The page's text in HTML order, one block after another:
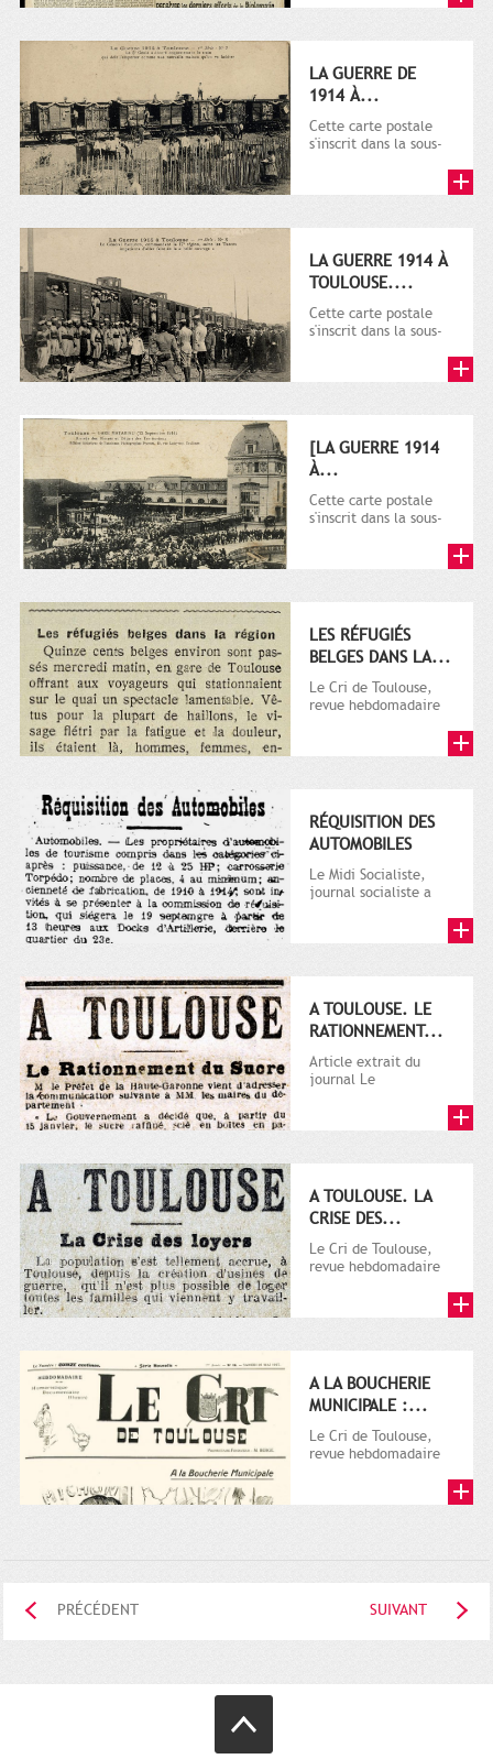
octobre...
LA GUERRE DE
1914 À...
Cette carte postale
s'inscrit dans la sous-
plusieurs milliers de...
LA GUERRE 1914 À
TOULOUSE....
Cette carte postale
s'inscrit dans la sous-
plusieurs milliers de...
[LA GUERRE 1914
À...
Cette carte postale
s'inscrit dans la sous-
plusieurs milliers de...
LES RÉFUGIÉS
BELGES DANS LA...
Le Cri de Toulouse,
revue hebdomadaire
puis...
RÉQUISITION DES
AUTOMOBILES
Le Midi Socialiste,
journal socialiste a
A TOULOUSE. LE
RATIONNEMENT...
Article extrait du
journal Le
A TOULOUSE. LA
CRISE DES...
Le Cri de Toulouse,
revue hebdomadaire
A LA BOUCHERIE
MUNICIPALE :...
Le Cri de Toulouse,
revue hebdomadaire
PRÉCÉDENT SUIVANT